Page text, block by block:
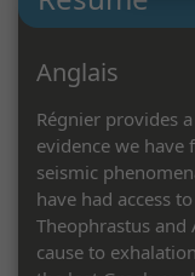
Anglais
Régnier provides
evidence we have
seismic
have had access
Theophrastus
cause to